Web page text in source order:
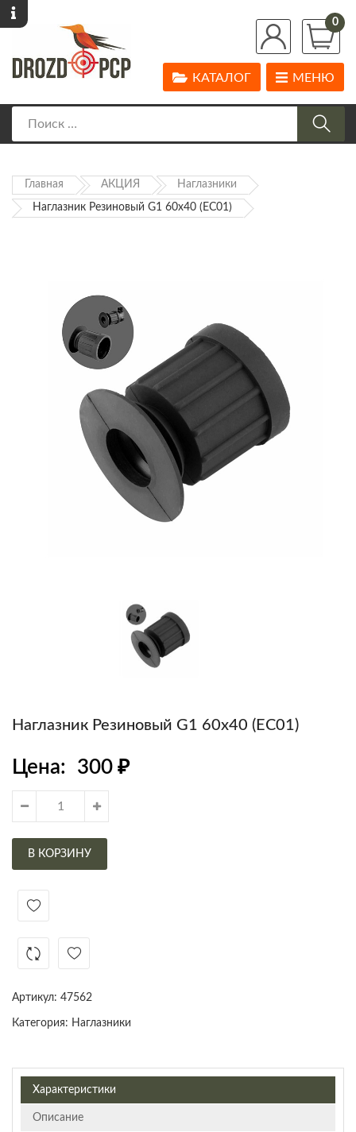
0
МЕНЮ
КАТАЛОГ
Главная АКЦИЯ Наглазники
Наглазник Резиновый G1 60х40 (EC01)
Наглазник Резиновый G1 60х40 (EC01)
Цена: 300 ₽
В КОРЗИНУ
Артикул: 47562
Категория: Наглазники
Характеристики
Описание